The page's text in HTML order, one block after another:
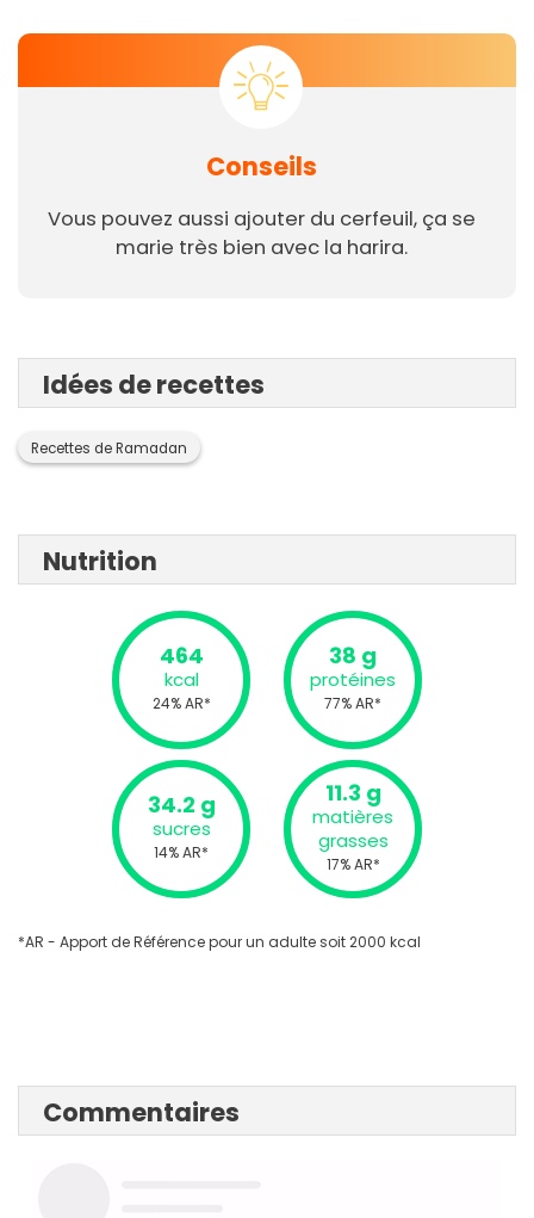
Conseils
Vous pouvez aussi ajouter du cerfeuil, ça se
marie très bien avec la harira.
Idées de recettes
Recettes de Ramadan
Nutrition
464
kcal
24% AR*
38 g
protéines
77% AR*
34.2 g
sucres
14% AR*
11.3 g
matières
grasses
17% AR*
*AR - Apport de Référence pour un adulte soit 2000 kcal
Commentaires